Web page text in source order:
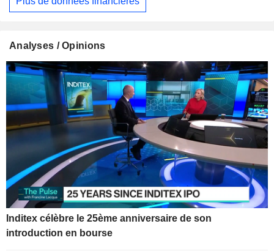
Analyses / Opinions
Inditex célèbre le 25ème anniversaire de son
introduction en bourse